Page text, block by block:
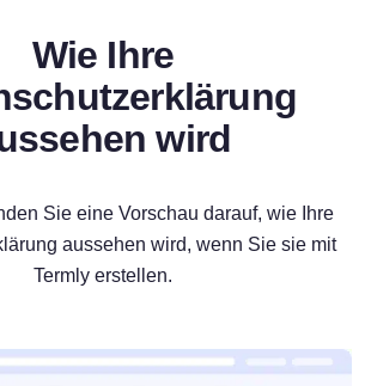
Wie Ihre
wird
Sie eine Vorschau darauf, wie Ihre
aussehen wird, wenn Sie sie mit
Termly erstellen.